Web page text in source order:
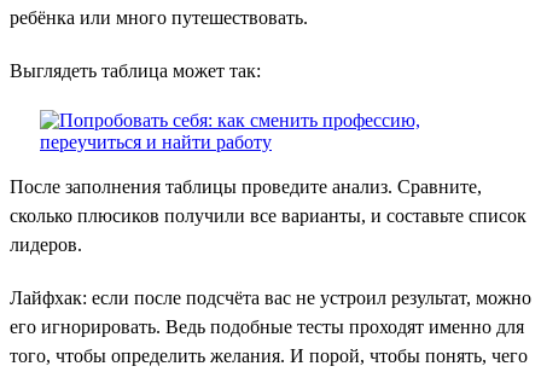
ребёнка или много путешествовать.
Выглядеть таблица может так:
После заполнения таблицы проведите анализ. Сравните,
сколько плюсиков получили все варианты, и составьте список
лидеров.
Лайфхак: если после подсчёта вас не устроил результат, можно
его игнорировать. Ведь подобные тесты проходят именно для
того, чтобы определить желания. И порой, чтобы понять, чего